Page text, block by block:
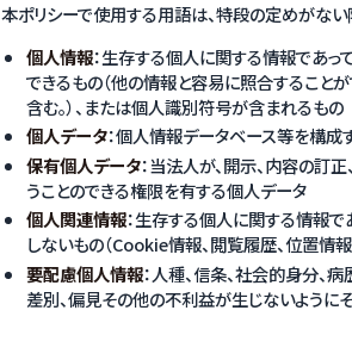
本ポリシーで使用する用語は、特段の定めがない
個人情報：生存する個人に関する情報であ
できるもの（他の情報と容易に照合すること
含む。）、または個人識別符号が含まれるもの
個人データ：個人情報データベース等を構
保有個人データ：当法人が、開示、内容の訂
うことのできる権限を有する個人データ
個人関連情報：生存する個人に関する情報
しないもの（Cookie情報、閲覧履歴、位置情報
要配慮個人情報：人種、信条、社会的身分、
差別、偏見その他の不利益が生じないよう